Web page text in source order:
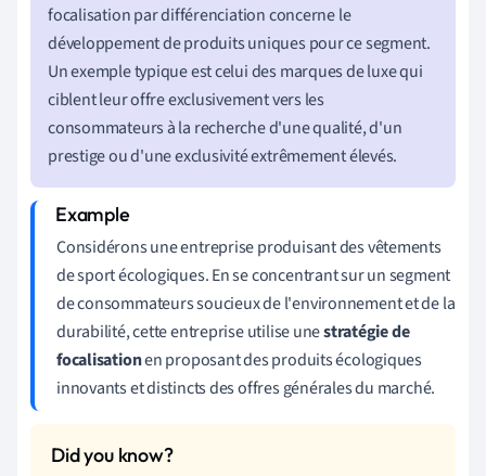
focalisation par différenciation concerne le
développement de produits uniques pour ce segment.
Un exemple typique est celui des marques de luxe qui
ciblent leur offre exclusivement vers les
consommateurs à la recherche d'une qualité, d'un
prestige ou d'une exclusivité extrêmement élevés.
Considérons une entreprise produisant des vêtements
de sport écologiques. En se concentrant sur un segment
de consommateurs soucieux de l'environnement et de la
durabilité, cette entreprise utilise unestratégie de
focalisationen proposant des produits écologiques
innovants et distincts des offres générales du marché.